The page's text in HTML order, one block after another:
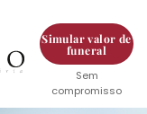
Simular valor de
funeral
Sem
compromisso